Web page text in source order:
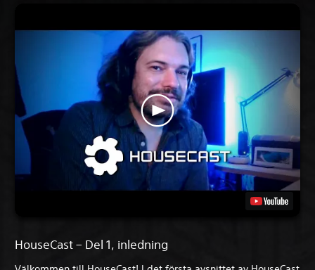
HouseCast – Del 1, inledning